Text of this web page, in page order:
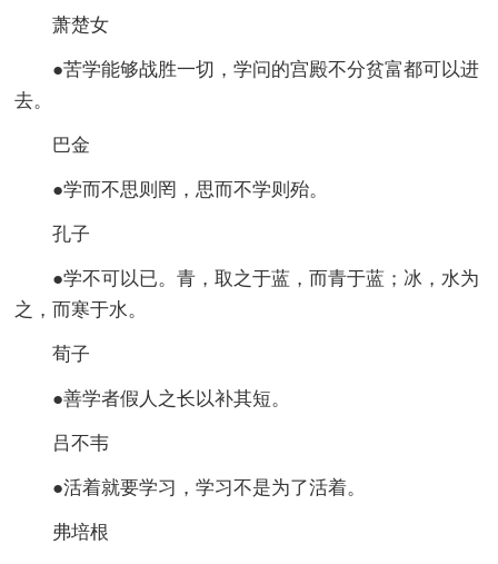
萧楚女
●苦学能够战胜一切，学问的宫殿不分贫富都可以进
去。
巴金
●学而不思则罔，思而不学则殆。
孔子
●学不可以已。青，取之于蓝，而青于蓝；冰，水为
之，而寒于水。
荀子
●善学者假人之长以补其短。
吕不韦
●活着就要学习，学习不是为了活着。
弗培根